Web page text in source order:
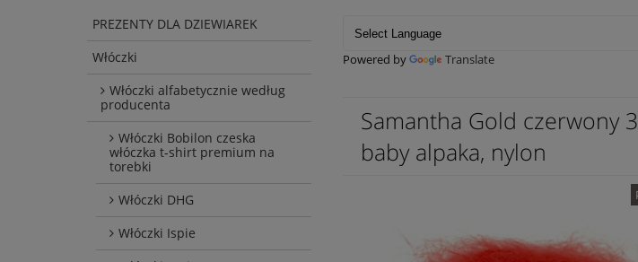
PREZENTY DLA DZIEWIAREK
Włóczki
Włóczki alfabetycznie według
producenta
Włóczki Bobilon czeska
włóczka t-shirt premium na
torebki
Włóczki DHG
Włóczki Ispie
Powered by Translate
Samantha Gold czerwony
baby alpaka, nylon